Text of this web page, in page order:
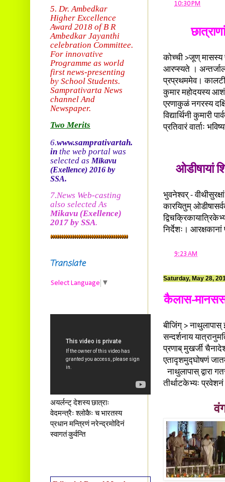
10:30 PM
कोच्ची >जूण् मासस्य
आरप्स्यते ।
प्रप्रथममेव। कालटी
कुमार महोदयस्य
एरणाकुळं नगरस्य
विद्यार्थिनी कुमारी
प्रतिवारं वार्ताः
ओडीषायां
भुवनेश्वर् -
कारयितुम्
निर्देशः। आरक्षकानां
9:23 AM
Saturday, May 28,
कैलास-
बीजिंग् >
सन्दर्शनाय
प्रणाब् मुखर्जी
एतादृशमुद्घोषणं
नाथुलापास् द्वारा
तीर्थाटकेभ्यः
5. Dr. Ambedkar
Higher Excellence
Award 2018 of B R
Ambedkar Jayanthi
celebration Committee.
For innovative
Programme as world
first news-presenting
by School Students.
Samprativarta News
channel And
Newspaper.
Two Merits
6.www.samprativartah.
in the web portal was
selected asMikavu
(Exellence)2016 by
SSA.
7.News Web-casting
also selected As
Mikavu (Exellence)
2017 by SSA.
Translate
Select Language ▼
अयर्लन्ट् देशस्य छात्राः
वेदमन्त्रैः श्लोकैः च भारतस्य
प्रधान मन्त्रिणं नरेन्द्रमोदिनं
स्वागतं कुर्वन्ति